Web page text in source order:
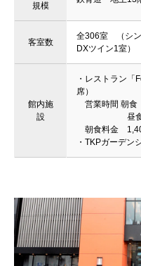
規模
客室数
全306室 （シン
DXツイン1室）
館内施
設
・レストラン
席）
営業時間 朝
昼食 11：
朝食料金
・TKPガーデン